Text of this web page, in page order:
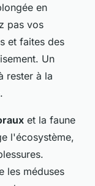
en
pas vos
et faites des
Un
rester à la
et la faune
l'écosystème,
les méduses